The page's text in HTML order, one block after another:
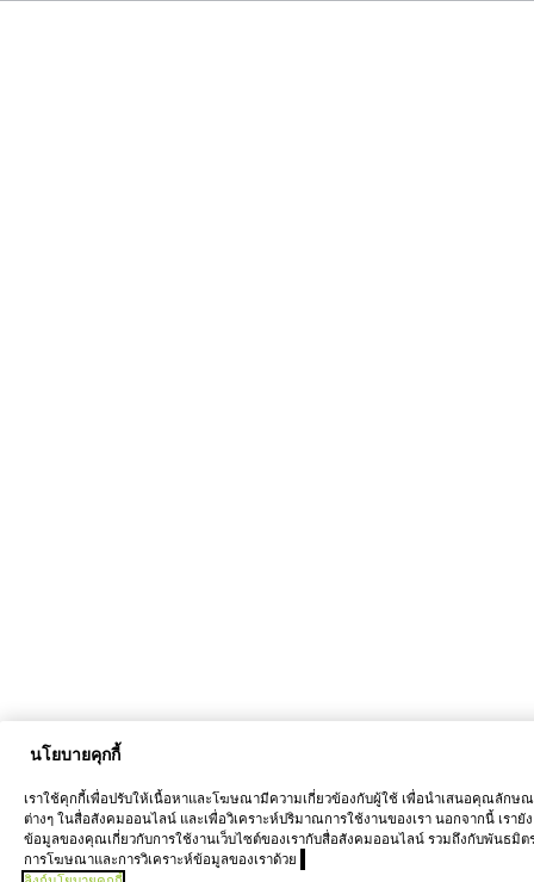
นโยบายคุกกี้
เราใช้คุกกี้เพื่อปรับให้เนื้อหาและโฆษณามีความเกี่ยวข้องกับผู้ใช้ เพื่อนำเสนอคุณลักษ
ต่างๆ ในสื่อสังคมออนไลน์ และเพื่อวิเคราะห์ปริมาณการใช้งานของเรา นอกจากนี้ เรายั
ข้อมูลของคุณเกี่ยวกับการใช้งานเว็บไซต์ของเรากับสื่อสังคมออนไลน์ รวมถึงกับพันธมิต
การโฆษณาและการวิเคราะห์ข้อมูลของเราด้วย